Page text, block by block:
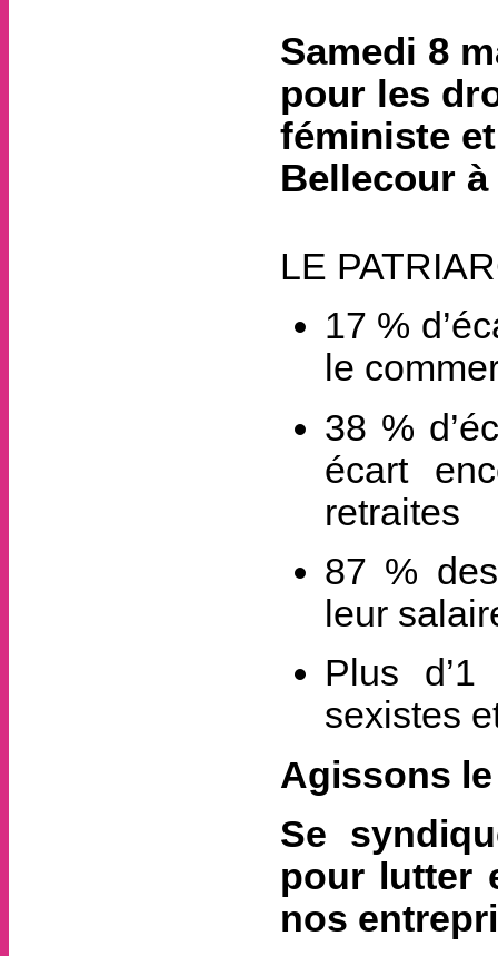
Samedi 8
pour les
féministe
Bellecour
LE
17 %
le
38 %
écart
retraites
87 %
leur
Plus
sexistes
Agissons le
Se
pour lutter
nos